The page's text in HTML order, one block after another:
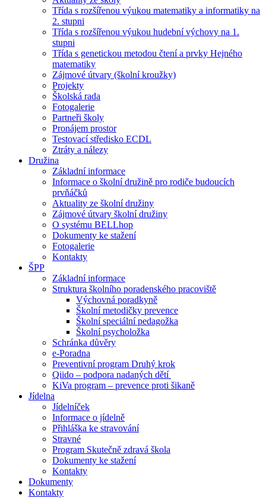
Třída s rozšířenou výukou matematiky a informatiky na
2. stupni
Třída s rozšířenou výukou hudební výchovy na 1.
stupni
Třída s genetickou metodou čtení a prvky Hejného
matematiky
Zájmové útvary (školní kroužky)
Projekty
Školská rada
Fotogalerie
Partneři školy
Pronájem prostor
Testovací středisko ECDL
Ztráty a nálezy
Družina
Základní informace
Informace o školní družině pro rodiče budoucích
prvňáčků
Aktuality ze školní družiny
Zájmové útvary školní družiny
O systému BELLhop
Dokumenty ke stažení
Fotogalerie
Kontakty
ŠPP
Základní informace
Struktura školního poradenského pracoviště
Výchovná poradkyně
Školní metodičky prevence
Školní speciální pedagožka
Školní psycholožka
Schránka důvěry
e-Poradna
Preventivní program Druhý krok
Qiido – podpora nadaných dětí
KiVa program – prevence proti šikaně
Jídelna
Jídelníček
Informace o jídelně
Přihláška ke stravování
Stravné
Program Skutečně zdravá škola
Dokumenty ke stažení
Kontakty
Dokumenty
Kontakty